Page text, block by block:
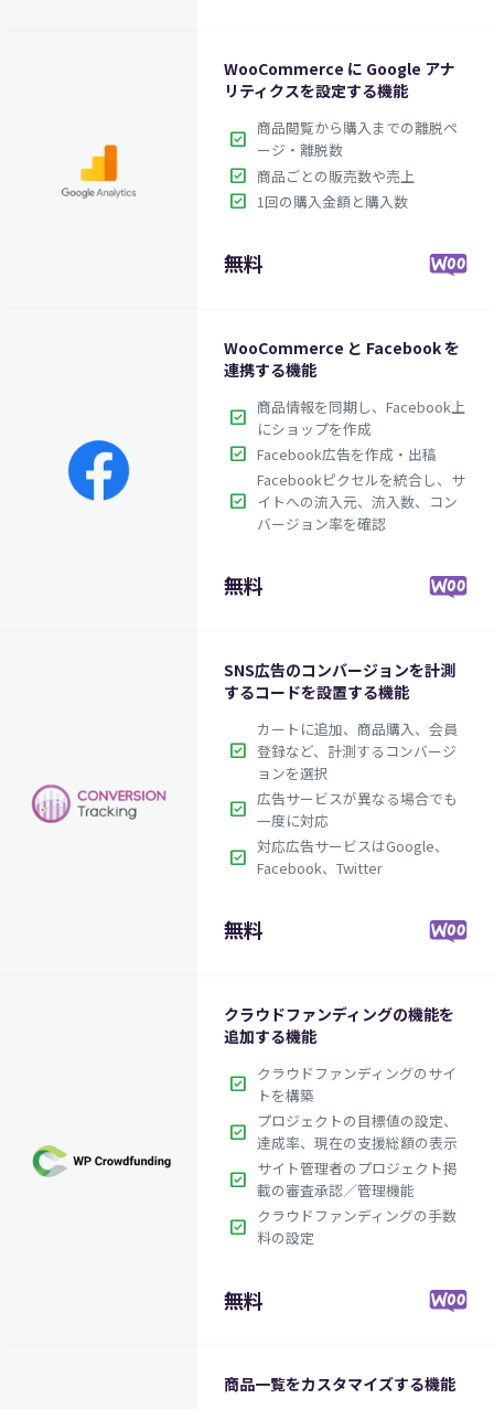
WooCommerce に Google アナ
リティクスを設定する機能
check_box 商品閲覧から購入までの離脱ペ
ージ・離脱数
check_box 商品ごとの販売数や売上
check_box 1回の購入金額と購入数
無料
WooCommerce と Facebook を
連携する機能
check_box 商品情報を同期し、Facebook上
にショップを作成
check_box Facebook広告を作成・出稿
check_box
Facebookピクセルを統合し、サ
イトへの流入元、流入数、コン
バージョン率を確認
無料
SNS広告のコンバージョンを計測
するコードを設置する機能
check_box
カートに追加、商品購入、会員
登録など、計測するコンバージ
ョンを選択
check_box 広告サービスが異なる場合でも
一度に対応
check_box 対応広告サービスはGoogle、
Facebook、Twitter
無料
クラウドファンディングの機能を
追加する機能
check_box クラウドファンディングのサイ
トを構築
check_box
プロジェクトの目標値の設定、
達成率、現在の支援総額の表示
check_box サイト管理者のプロジェクト掲
載の審査承認／管理機能
check_box クラウドファンディングの手数
料の設定
無料
商品一覧をカスタマイズする機能